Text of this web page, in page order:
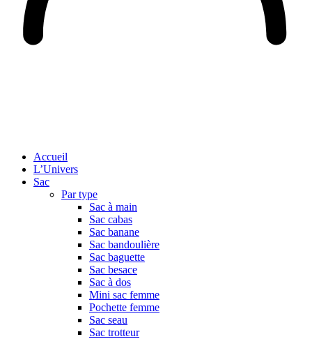
Accueil
L’Univers
Sac
Par type
Sac à main
Sac cabas
Sac banane
Sac bandoulière
Sac baguette
Sac besace
Sac à dos
Mini sac femme
Pochette femme
Sac seau
Sac trotteur